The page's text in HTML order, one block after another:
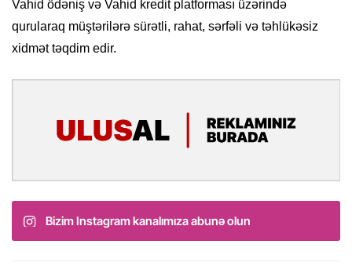
Vahid ödəniş və Vahid kredit platforması üzərində
qurularaq müştərilərə sürətli, rahat, sərfəli və təhlükəsiz
xidmət təqdim edir.
Bizim Instagram kanalımıza abunə olun